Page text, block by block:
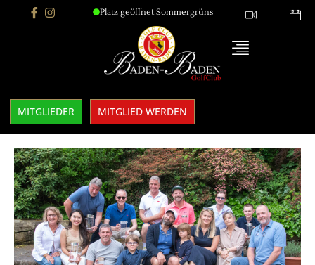
Platz geöffnet Sommergrüns
MITGLIEDER MITGLIED WERDEN